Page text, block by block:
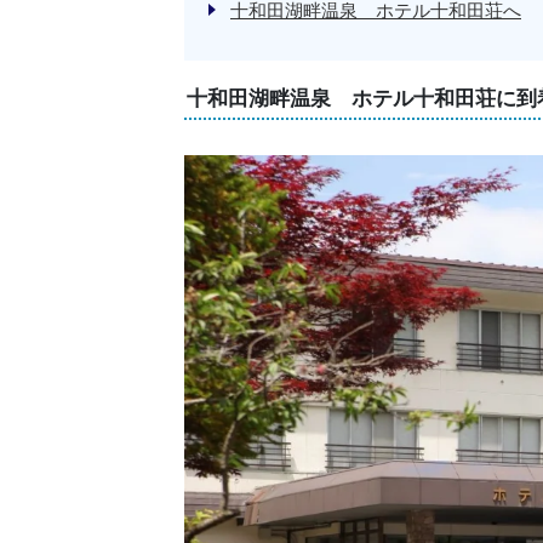
十和田湖畔温泉 ホテル十和田荘へ
十和田湖畔温泉 ホテル十和田荘に到